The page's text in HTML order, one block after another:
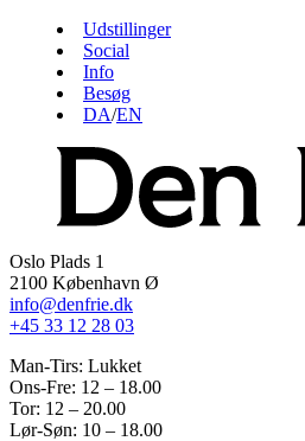
Udstillinger
Social
Info
Besøg
DA/EN
Oslo Plads 1
2100 København Ø
info@denfrie.dk
+45 33 12 28 03
Man-Tirs: Lukket
Ons-Fre: 12 – 18.00
Tor: 12 – 20.00
Lør-Søn: 10 – 18.00